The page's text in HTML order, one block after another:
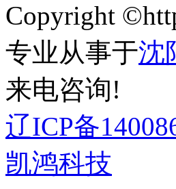
Copyright
专业从事于沈
来电咨询!
辽ICP备
凯鸿科技